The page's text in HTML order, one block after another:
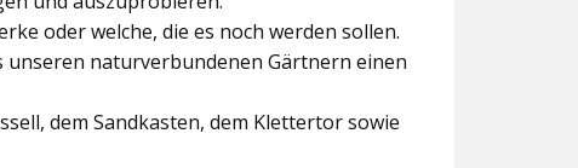
oder welche, die es noch werden sollen.
naturverbundenen Gärtnern einen
dem Sandkasten, dem Klettertor sowie